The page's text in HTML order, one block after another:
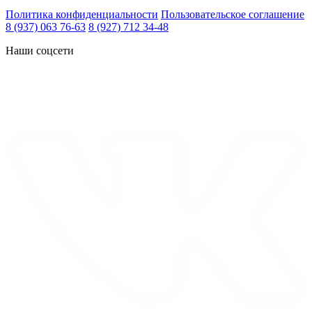
Политика конфиденциальности Пользовательское соглашение
8 (937) 063 76-63 8 (927) 712 34-48
Наши соцсети